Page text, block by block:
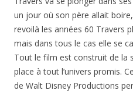
un jour où son père allait
revoilà les années 60 Travers
mais dans tous le cas elle se
Tout le film est construit de la
place à tout l’univers promis.
de Walt Disney Productions